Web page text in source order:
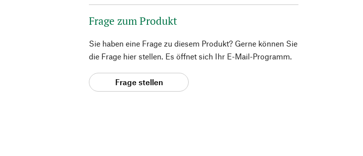
Frage zum Produkt
Sie haben eine Frage zu diesem Produkt? Gerne können Sie
die Frage hier stellen. Es öffnet sich Ihr E-Mail-Programm.
Frage stellen